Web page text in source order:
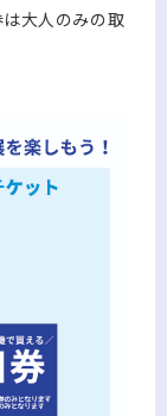
大人のみの取